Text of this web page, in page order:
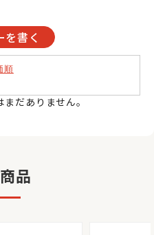
を書く
順
まだありません。
品